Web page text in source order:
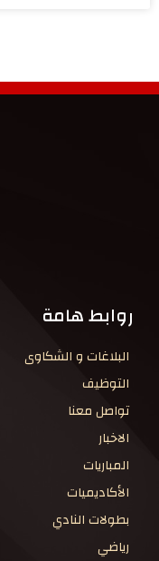
روابط هامة
البلاغات و الشكاوى
التوظيف
تواصل معنا
الاخبار
المباريات
الأكاديميات
بطولات النادي
رياضي